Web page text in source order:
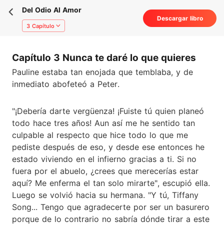
Del Odio Al Amor
3 Capítulo
Descargar libro
Capítulo 3 Nunca te daré lo que quieres
Pauline estaba tan enojada que temblaba, y de
inmediato abofeteó a Peter.
"¡Debería darte vergüenza! ¡Fuiste tú quien planeó
todo hace tres años! Aun así me he sentido tan
culpable al respecto que hice todo lo que me
pediste después de eso, y desde ese entonces he
estado viviendo en el infierno gracias a ti. Si no
fuera por el abuelo, ¿crees que merecerías estar
aquí? Me enferma el tan solo mirarte", escupió ella.
Luego se volvió hacia su hermana. "Y tú, Tiffany
Song... Tengo que agradecerte por ser un basurero
porque de lo contrario no sabría dónde tirar a este